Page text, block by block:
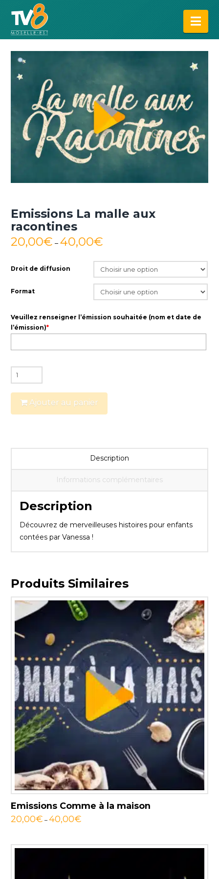
Emissions La malle aux
racontines
20,00€ –40,00€
Droit de diffusion
Format
Veuillez renseigner l’émission souhaitée (nom et date de
l’émission)*
quantité
de
Emissions
malle
Ajouter au panier
Description
Informations complémentaires
Description
Découvrez de merveilleuses histoires pour enfants
contées par Vanessa !
Produits Similaires
Emissions Comme à la maison
20,00€ –40,00€